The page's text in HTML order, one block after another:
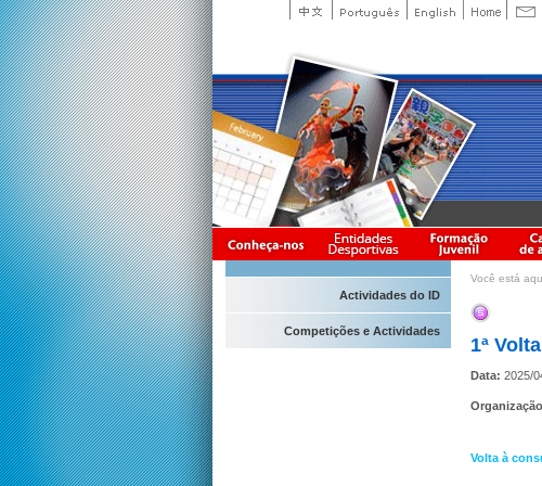
Actividades do ID
Competições e Actividades
Você está
1ª
Data: 2025/
Volta à